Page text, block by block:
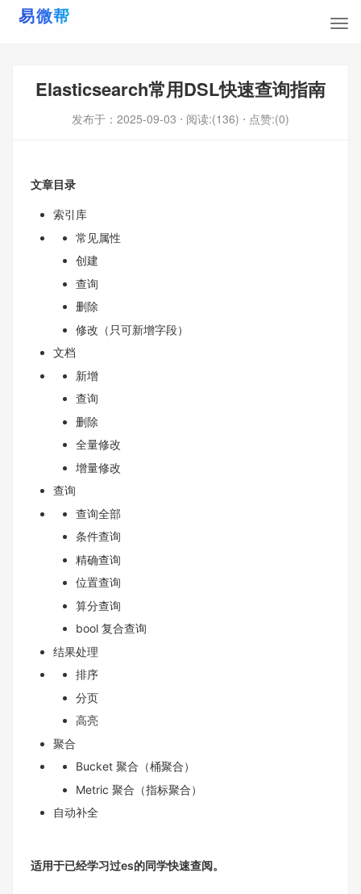
Elasticsearch常用DSL快速查询指南
发布于： 2025-09-03 ⋅ 阅读:(136) ⋅ 点赞:(0)
文章目录
索引库
常见属性
创建
查询
删除
修改（只可新增字段）
文档
新增
查询
删除
全量修改
增量修改
查询
查询全部
条件查询
精确查询
位置查询
算分查询
bool 复合查询
结果处理
排序
分页
高亮
聚合
Bucket 聚合（桶聚合）
Metric 聚合（指标聚合）
自动补全
适用于已经学习过es的同学快速查阅。